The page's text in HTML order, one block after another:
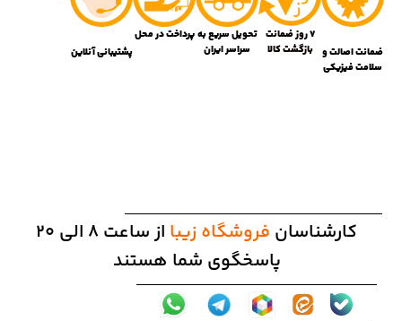
ضمانت اصالت و
سلامت فیزیکی
7 روز ضمانت
بازگشت کالا
تحویل سریع به
سراسر ایران
پرداخت در محل
پشتیبانی آنلاین
کارشناسان فروشگاه زیبا
از ساعت 8 الی 20
پاسخگوی شما هستند